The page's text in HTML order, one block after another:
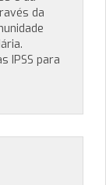
da
IPSS para